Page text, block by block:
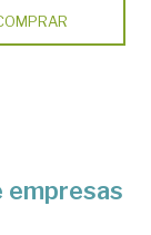
empresas